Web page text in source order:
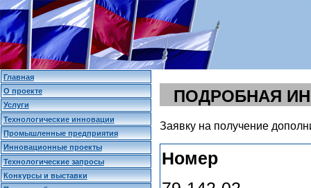
ПОДРОБНАЯ
Заявку на получение
Номер
Главная
О проекте
Услуги
Технологические инновации
Промышленные предприятия
Инновационные проекты
Технологические запросы
Конкурсы и выставки